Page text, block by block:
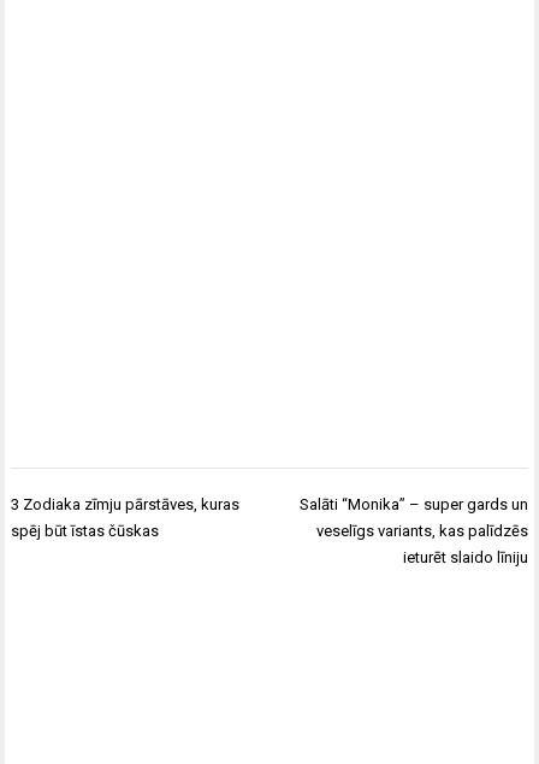
Ziņu
izvēlne
3 Zodiaka zīmju pārstāves, kuras
spēj būt īstas čūskas
Salāti “Monika” – super gards un
veselīgs variants, kas palīdzēs
ieturēt slaido līniju